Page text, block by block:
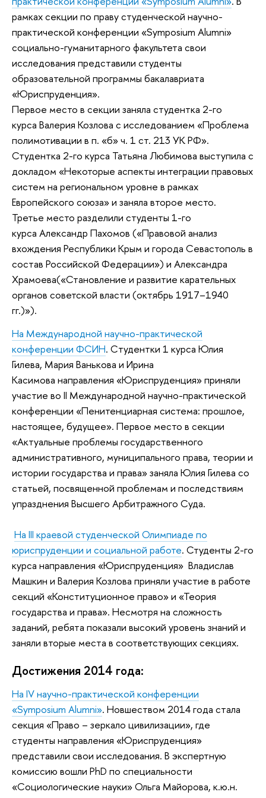
рамках секции по праву студенческой научно-
практической конференции «Symposium Alumni»
социально-гуманитарного факультета свои
исследования представили студенты
образовательной программы бакалавриата
«Юриспруденция».
Первое место в секции заняла студентка 2-го
курса Валерия Козлова с исследованием «Проблема
полимотивации в п. «б» ч. 1 ст. 213 УК РФ».
Студентка 2-го курса Татьяна Любимова выступила с
докладом «Некоторые аспекты интеграции правовых
систем на региональном уровне в рамках
Европейского союза» и заняла второе место.
Третье место разделили студенты 1-го
курса Александр Пахомов («Правовой анализ
вхождения Республики Крым и города Севастополь в
состав Российской Федерации») и Александра
Храмоева(«Становление и развитие карательных
органов советской власти (октябрь 1917–1940
гг.)»).
На Международной научно-практической
конференции ФСИН. Cтудентки 1 курса Юлия
Гилева, Мария Ванькова и Ирина
Касимова направления «Юриспруденция» приняли
участие во II Международной научно-практической
конференции «Пенитенциарная система: прошлое,
настоящее, будущее». Первое место в секции
«Актуальные проблемы государственного
административного, муниципального права, теории и
истории государства и права» заняла Юлия Гилева со
статьей, посвященной проблемам и последствиям
упразднения Высшего Арбитражного Суда.
На III краевой студенческой Олимпиаде по
юриспруденции и социальной работе. Студенты 2-го
курса направления «Юриспруденция» Владислав
Машкин и Валерия Козлова приняли участие в работе
секций «Конституционное право» и «Теория
государства и права». Несмотря на сложность
заданий, ребята показали высокий уровень знаний и
заняли вторые места в соответствующих секциях.
Достижения 2014 года:
На IV научно-практической конференции
«Symposium Alumni». Новшеством 2014 года стала
секция «Право – зеркало цивилизации», где
студенты направления «Юриспруденция»
представили свои исследования. В экспертную
комиссию вошли PhD по специальности
«Социологические науки» Ольга Майорова, к.ю.н.